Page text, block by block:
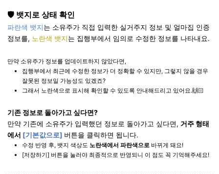
🛡️ 뱃지로 상태 확인
파란색 뱃지는 소유주가 직접 입력한 실거주지 정보 및 얼마집 인증
정보를, 노란색 뱃지는 집행부에서 임의로 수정한 정보를 나타내요.
만약 소유주가 정보를 업데이트하지 않았다면,
집행부에서 최근에 수정한 정보가 더 정확할 수 있지만, 그렇지 않을 경우
잘못된 정보일 가능성도 있겠죠?
그래서 노란색으로 표시해 확인할 수 있도록 안내해드리고 있어요.🙌🏻
기존 정보로 돌아가고 싶다면?
만약 기존에 소유주가 입력했던 정보로 돌아가고 싶다면, 거주 형태
에서 [기본값으로] 버튼을 클릭하면 됩니다.
수정 반영 후, 뱃지 색상도 노란색에서 파란색으로 바뀌게 돼요!
[저장하기] 버튼을 눌러야 최종적으로 반영되니 이 점도 꼭 기억해주세요!